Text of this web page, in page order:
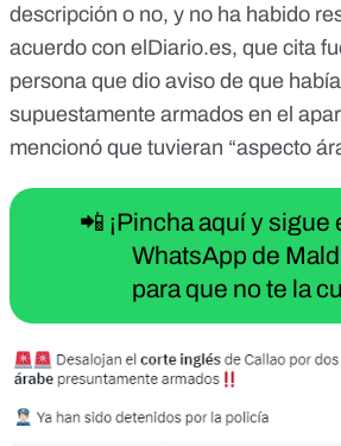
descripción o no, y no ha habido
acuerdo con elDiario.es, que cita
persona que dio aviso de que
supuestamente armados en el
mencionó que tuvieran “aspecto
📲 ¡Pincha aquí y sigue
WhatsApp de
para que no te la